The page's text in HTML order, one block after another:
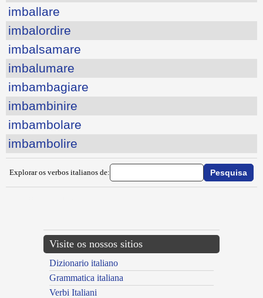
imballare
imbalordire
imbalsamare
imbalumare
imbambagiare
imbambinire
imbambolare
imbambolire
Explorar os verbos italianos de:
Visite os nossos sitios
Dizionario italiano
Grammatica italiana
Verbi Italiani